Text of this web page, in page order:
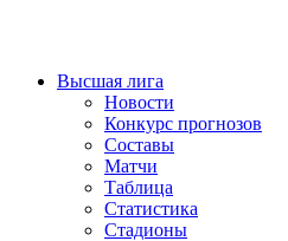
Высшая лига
Новости
Конкурс прогнозов
Составы
Матчи
Таблица
Статистика
Стадионы